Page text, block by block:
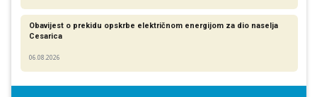
Obavijest o prekidu opskrbe električnom energijom za dio naselja
Cesarica
06.08.2026